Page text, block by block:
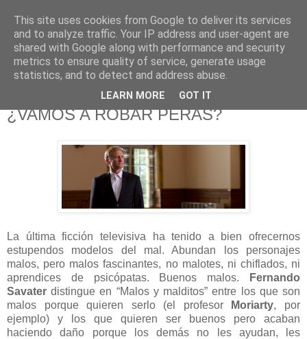
625 RANAS
LA TELEVISIÓN DESDE EL PUNTO DE VISTA BATRACIO
¿VAMOS A ROBAR PERAS?
La última ficción televisiva ha tenido a bien ofrecernos
estupendos modelos del mal. Abundan los personajes
malos, pero malos fascinantes, no malotes, ni chiflados, ni
aprendices de psicópatas. Buenos malos.
Fernando
Savater distingue en “Malos y malditos” entre los que son
malos porque quieren serlo (el profesor
Moriarty, por
ejemplo) y los que quieren ser buenos pero acaban
haciendo daño porque los demás no les ayudan, les
This site uses cookies from Google to deliver its services
and to analyze traffic. Your IP address and user-agent are
shared with Google along with performance and security
metrics to ensure quality of service, generate usage
statistics, and to detect and address abuse.
LEARN MORE GOT IT